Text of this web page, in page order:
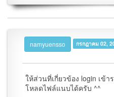
namyuensso กรกฎาคม 02,
ให้ส่วนที่เกี่ยวข้อง login เข้
โหลดไฟล์แนบได้ครับ ^^